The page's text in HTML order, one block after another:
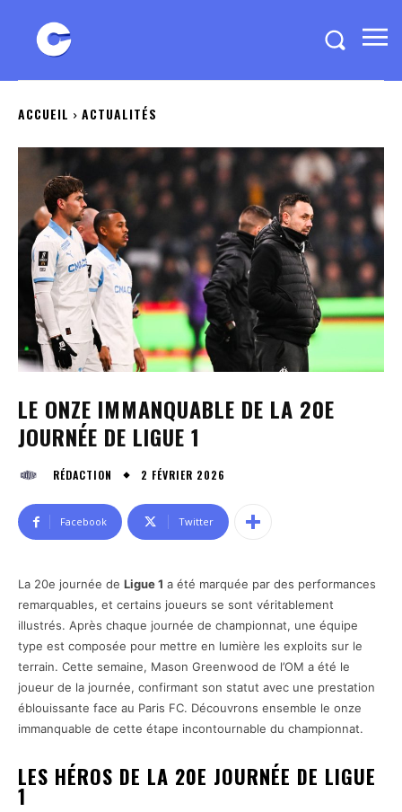
ACCUEIL ACTUALITÉS
LE ONZE IMMANQUABLE DE LA 20E
JOURNÉE DE LIGUE 1
RÉDACTION 2 FÉVRIER 2026
Facebook Twitter
La 20e journée de Ligue 1 a été marquée par des performances
remarquables, et certains joueurs se sont véritablement
illustrés. Après chaque journée de championnat, une équipe
type est composée pour mettre en lumière les exploits sur le
terrain. Cette semaine, Mason Greenwood de l’OM a été le
joueur de la journée, confirmant son statut avec une prestation
éblouissante face au Paris FC. Découvrons ensemble le onze
immanquable de cette étape incontournable du championnat.
LES HÉROS DE LA 20E JOURNÉE DE LIGUE
1